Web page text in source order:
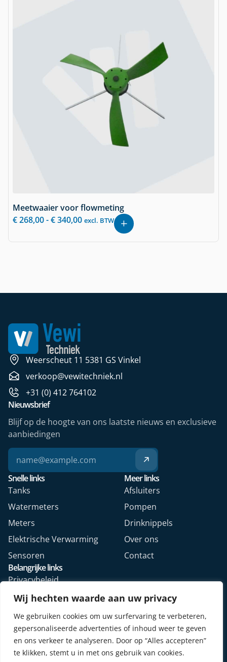
Wij hechten waarde aan uw privacy
We gebruiken cookies om uw surfervaring te verbeteren,
gepersonaliseerde advertenties of inhoud weer te geven
en ons verkeer te analyseren. Door op “Alles accepteren”
te klikken, stemt u in met ons gebruik van cookies.
Meetwaaier voor flowmeting
€268,00-€340,00 excl. BTW
Weerscheut 11 5381 GS Vinkel
verkoop@vewitechniek.nl
+31 (0) 412 764102
Snelle links
Tanks
Watermeters
Meters
Elektrische Verwarming
Sensoren
Meer links
Afsluiters
Pompen
Drinknippels
Over ons
Contact
Belangrijke links
Privacybeleid
Algemene voorwaarden
Veelgestelde vragen
Retourformulier webshop
Nieuwsbrief
Blijf op de hoogte van ons laatste nieuws en exclusieve
aanbiedingen